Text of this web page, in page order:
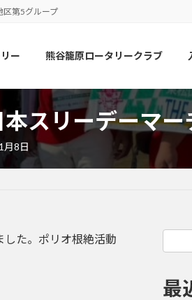
区第5グループ
ー 熊谷籠原ロータリークラブ
スリーデーマー
月8日
た。ポリオ根絶活動
最